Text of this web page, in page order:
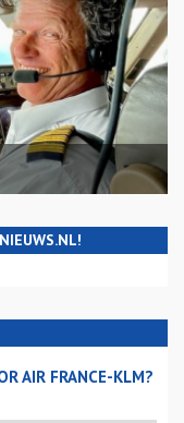
AIR FRANCE-KLM?